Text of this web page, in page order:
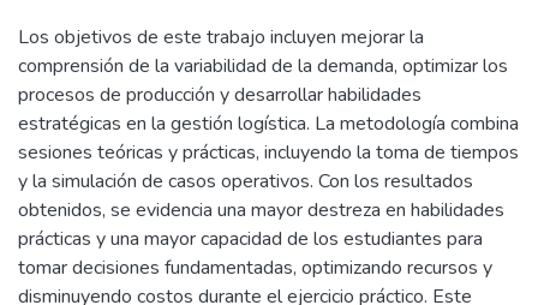
Los objetivos de este trabajo incluyen mejorar la
comprensión de la variabilidad de la demanda, optimizar los
procesos de producción y desarrollar habilidades
estratégicas en la gestión logística. La metodología combina
sesiones teóricas y prácticas, incluyendo la toma de tiempos
y la simulación de casos operativos. Con los resultados
obtenidos, se evidencia una mayor destreza en habilidades
prácticas y una mayor capacidad de los estudiantes para
tomar decisiones fundamentadas, optimizando recursos y
disminuyendo costos durante el ejercicio práctico. Este